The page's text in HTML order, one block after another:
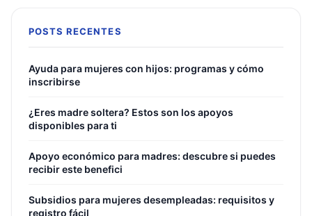
POSTS RECENTES
Ayuda para mujeres con hijos: programas y cómo
inscribirse
¿Eres madre soltera? Estos son los apoyos
disponibles para ti
Apoyo económico para madres: descubre si puedes
recibir este benefici
Subsidios para mujeres desempleadas: requisitos y
registro fácil